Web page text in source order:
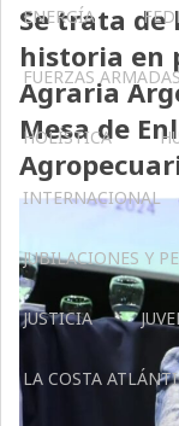
ENERGÍA
FUERZAS ARMADAS
HOLÍSTICA
INTERNACIONAL
JUBILACIONES Y
JUSTICIA
LA COSTA
Se trata
historia en
Agraria
Mesa de